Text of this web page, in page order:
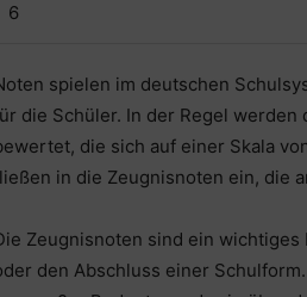
6
spielen im deutschen
die Schüler. In der Regel
die sich auf einer Skala
in die Zeugnisnoten ein, die
Zeugnisnoten sind ein
den Abschluss einer